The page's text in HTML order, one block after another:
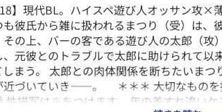
】現代BL。ハイスペ遊び人オッサン攻×
も彼氏から雑に扱われるまつり（受）は、
その上、バーの客である遊び人の太郎（攻
、元彼とのトラブルで太郎に助けられて以
しまう。 太郎との肉体関係を断ちたいま
近づいていき――。 ＊＊＊ 大切なものを
性描写は※をつけます。 年の差すれ違い